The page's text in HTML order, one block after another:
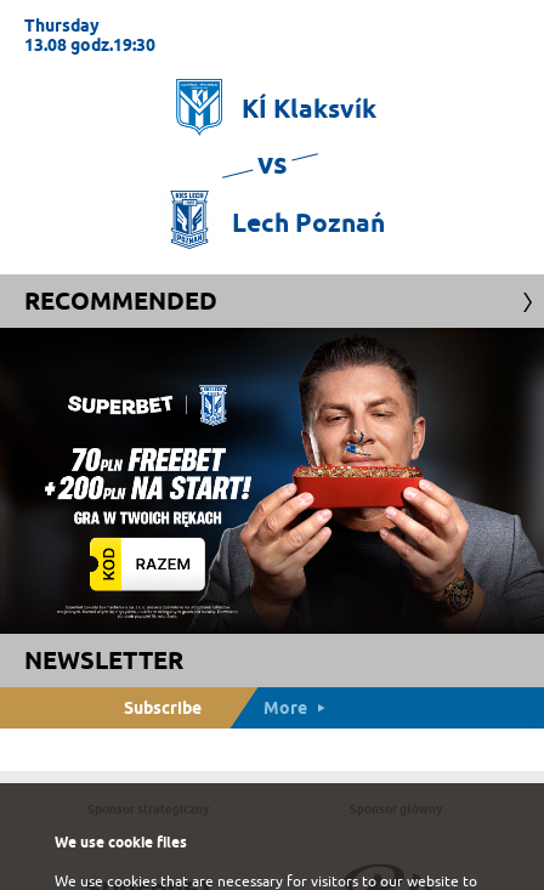
Thursday
13.08 godz.19:30
KÍ Klaksvík
vs
Lech Poznań
RECOMMENDED
NEWSLETTER
Subscribe More
We use cookie files
We use cookies that are necessary for visitors to our website to